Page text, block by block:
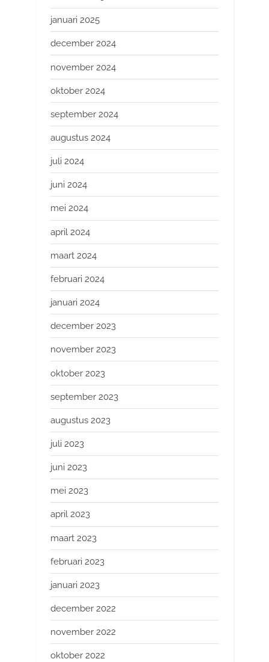
januari 2025
december 2024
november 2024
oktober 2024
september 2024
augustus 2024
juli 2024
juni 2024
mei 2024
april 2024
maart 2024
februari 2024
januari 2024
december 2023
november 2023
oktober 2023
september 2023
augustus 2023
juli 2023
juni 2023
mei 2023
april 2023
maart 2023
februari 2023
januari 2023
december 2022
november 2022
oktober 2022